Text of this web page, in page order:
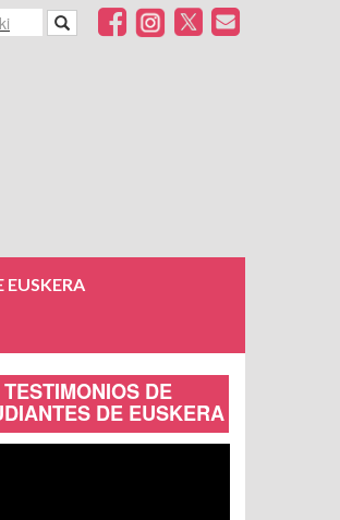
EUSKERA
TESTIMONIOS DE
DE EUSKERA